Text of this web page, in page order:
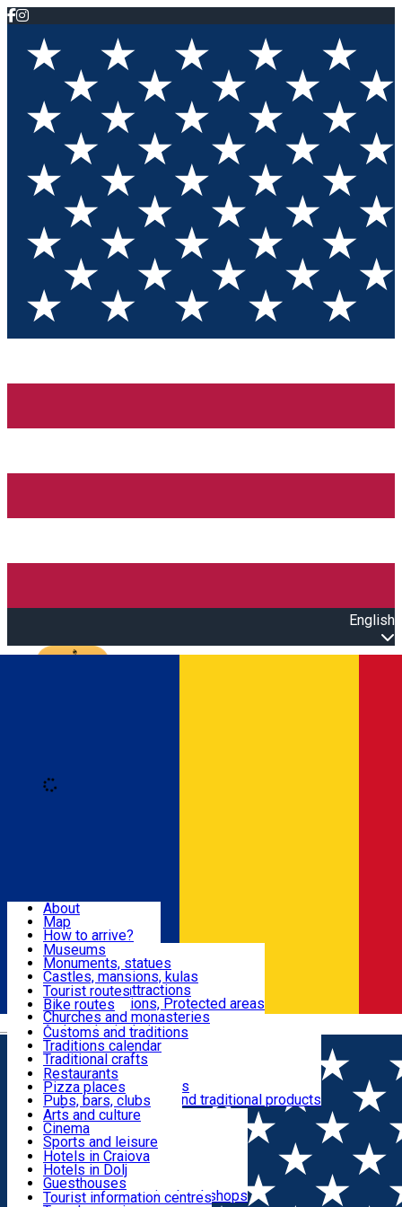
English
Română
Attractions
Routes
Customs, Traditions
Food & Drinks
Leisure & Fun
Accommodation
Useful
About
Map
How to arrive?
Recommendations
Tourist attractions
News
Museums
Monuments, statues
Castles, mansions, kulas
Architectural attractions
Natural attractions, Protected areas
Churches and monasteries
Archaeological sites
Parks and gardens
Tourist routes
Bike routes
Customs and traditions
Traditions calendar
Traditional crafts
Traditional cuisine
Wineries and vineyards
Local manufacturers and traditional products
Restaurants
Pizza places
Pubs, bars, clubs
Cafes and teahouses
Sweets and ice cream
Fast-food
Arts and culture
Cinema
Sports and leisure
Horse riding
Swimming pools
Zoo
Shopping, souvenirs, bookshops
Hotels in Craiova
Hotels in Dolj
Guesthouses
Villas
Tourist information centres